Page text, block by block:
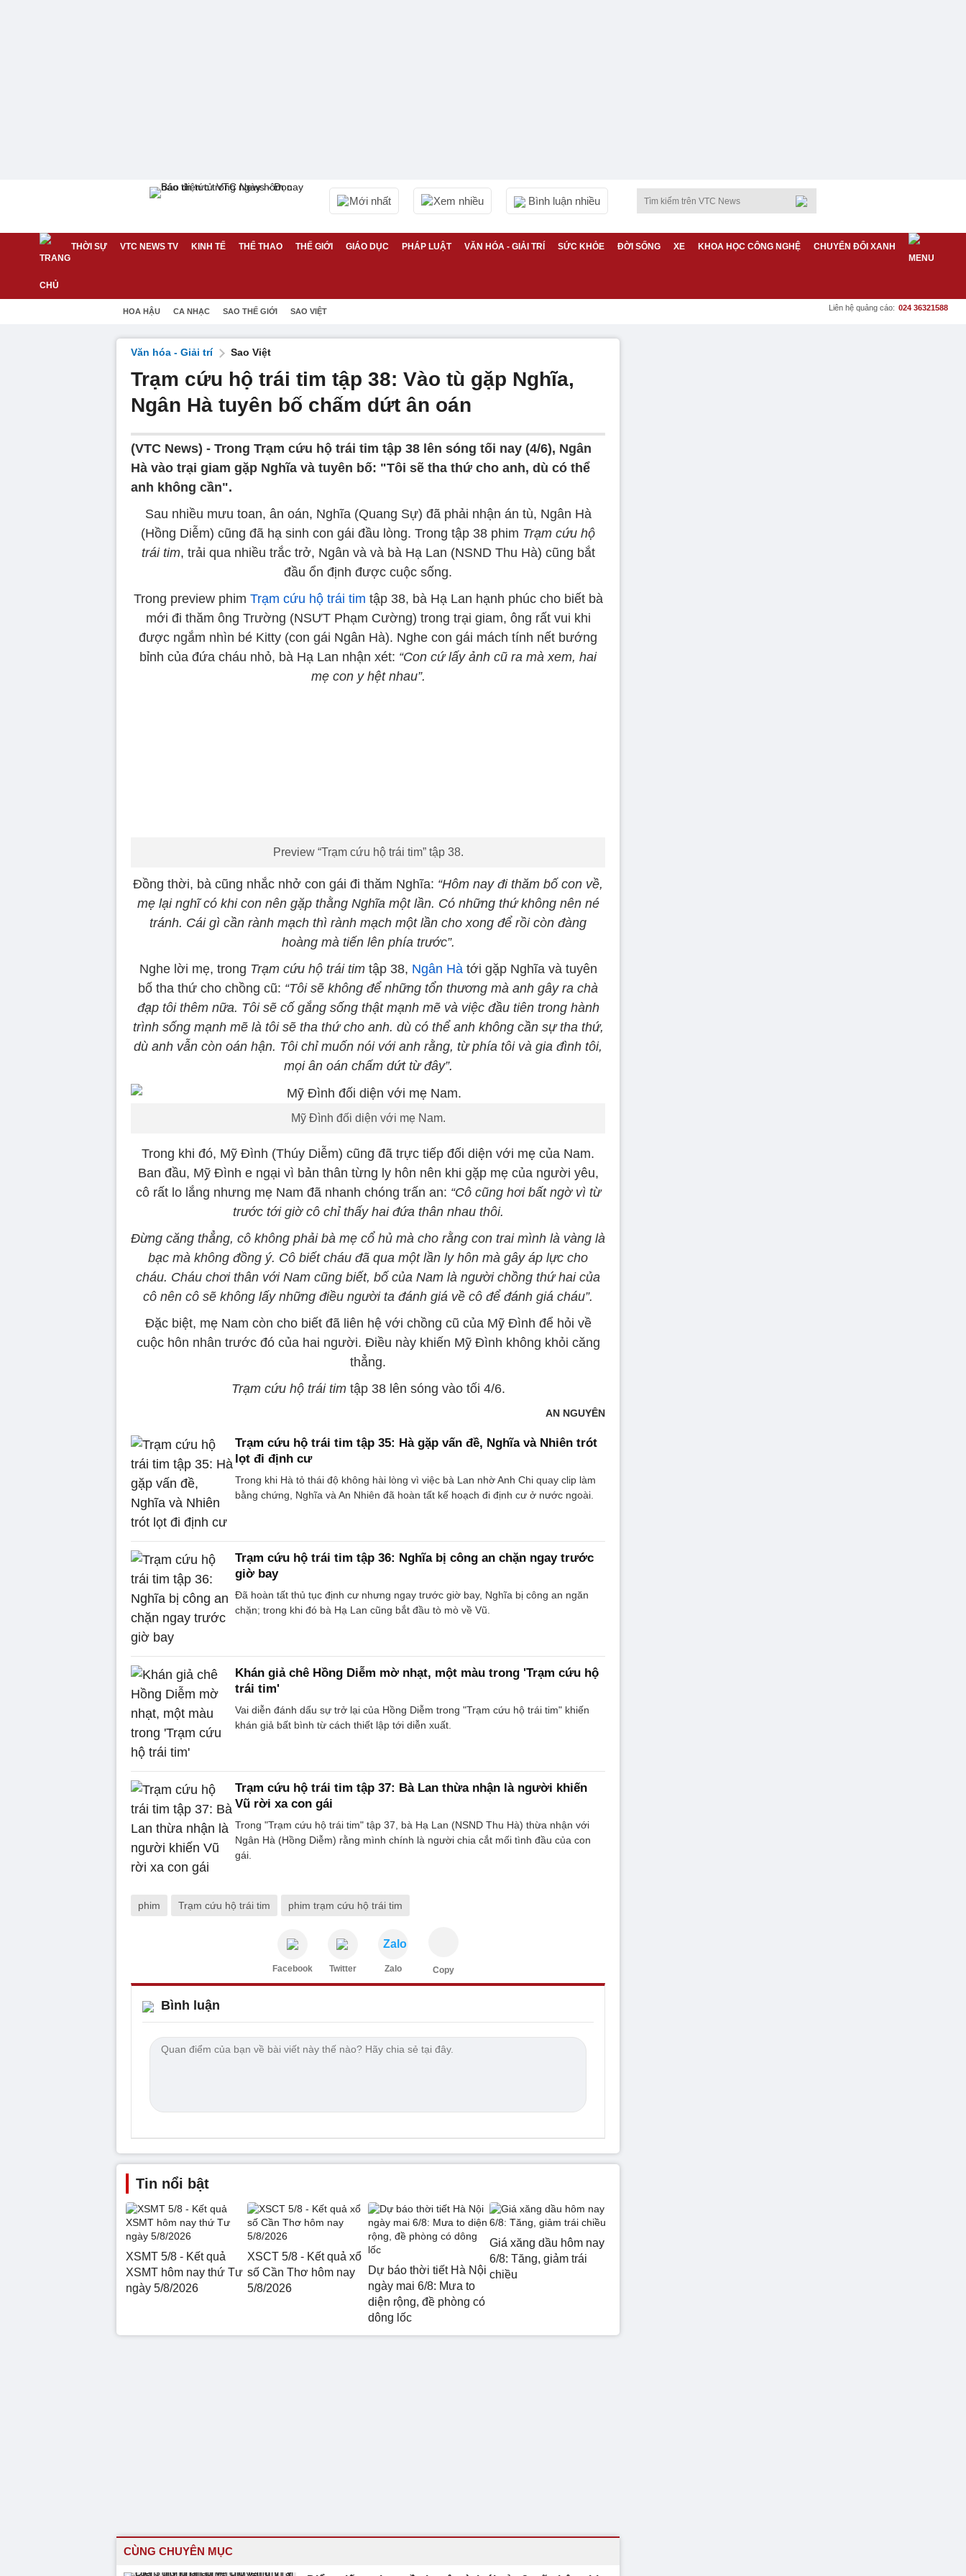
Mới nhất Xem nhiều Bình luận nhiều
THỜI SỰ VTC NEWS TV KINH TẾ THỂ THAO THẾ GIỚI GIÁO DỤC PHÁP LUẬT VĂN HÓA - GIẢI TRÍ SỨC KHỎE ĐỜI SỐNG XE KHOA HỌC CÔNG NGHỆ CHUYỂN ĐỔI XANH
HOA HẬU CA NHẠC SAO THẾ GIỚI SAO VIỆT Liên hệ quảng cáo: 024 36321588
Văn hóa - Giải trí Sao Việt
Trạm cứu hộ trái tim tập 38: Vào tù gặp Nghĩa,
Ngân Hà tuyên bố chấm dứt ân oán
(VTC News) - Trong Trạm cứu hộ trái tim tập 38 lên sóng tối nay (4/6), Ngân
Hà vào trại giam gặp Nghĩa và tuyên bố: "Tôi sẽ tha thứ cho anh, dù có thể
anh không cần".
Sau nhiều mưu toan, ân oán, Nghĩa (Quang Sự) đã phải nhận án tù, Ngân Hà
(Hồng Diễm) cũng đã hạ sinh con gái đầu lòng. Trong tập 38 phim Trạm cứu hộ
trái tim, trải qua nhiều trắc trở, Ngân và và bà Hạ Lan (NSND Thu Hà) cũng bắt
đầu ổn định được cuộc sống.
Trong preview phim Trạm cứu hộ trái tim tập 38, bà Hạ Lan hạnh phúc cho biết bà
mới đi thăm ông Trường (NSƯT Phạm Cường) trong trại giam, ông rất vui khi
được ngắm nhìn bé Kitty (con gái Ngân Hà). Nghe con gái mách tính nết bướng
bỉnh của đứa cháu nhỏ, bà Hạ Lan nhận xét: “Con cứ lấy ảnh cũ ra mà xem, hai
mẹ con y hệt nhau”.
Preview “Trạm cứu hộ trái tim” tập 38.
Đồng thời, bà cũng nhắc nhở con gái đi thăm Nghĩa: “Hôm nay đi thăm bố con về,
mẹ lại nghĩ có khi con nên gặp thằng Nghĩa một lần. Có những thứ không nên né
tránh. Cái gì cần rành mạch thì rành mạch một lần cho xong để rồi còn đàng
hoàng mà tiến lên phía trước”.
Nghe lời mẹ, trong Trạm cứu hộ trái timtập 38, Ngân Hàtới gặp Nghĩa và tuyên
bố tha thứ cho chồng cũ: “Tôi sẽ không để những tổn thương mà anh gây ra chà
đạp tôi thêm nữa. Tôi sẽ cố gắng sống thật mạnh mẽ và việc đầu tiên trong hành
trình sống mạnh mẽ là tôi sẽ tha thứ cho anh. dù có thể anh không cần sự tha thứ,
dù anh vẫn còn oán hận. Tôi chỉ muốn nói với anh rằng, từ phía tôi và gia đình tôi,
mọi ân oán chấm dứt từ đây”.
Mỹ Đình đối diện với mẹ Nam.
Trong khi đó, Mỹ Đình (Thúy Diễm) cũng đã trực tiếp đối diện với mẹ của Nam.
Ban đầu, Mỹ Đình e ngại vì bản thân từng ly hôn nên khi gặp mẹ của người yêu,
cô rất lo lắng nhưng mẹ Nam đã nhanh chóng trấn an: “Cô cũng hơi bất ngờ vì từ
trước tới giờ cô chỉ thấy hai đứa thân nhau thôi.
Đừng căng thẳng, cô không phải bà mẹ cổ hủ mà cho rằng con trai mình là vàng là
bạc mà không đồng ý. Cô biết cháu đã qua một lần ly hôn mà gây áp lực cho
cháu. Cháu chơi thân với Nam cũng biết, bố của Nam là người chồng thứ hai của
cô nên cô sẽ không lấy những điều người ta đánh giá về cô để đánh giá cháu”.
Đặc biệt, mẹ Nam còn cho biết đã liên hệ với chồng cũ của Mỹ Đình để hỏi về
cuộc hôn nhân trước đó của hai người. Điều này khiến Mỹ Đình không khỏi căng
thẳng.
Trạm cứu hộ trái timtập 38 lên sóng vào tối 4/6.
AN NGUYÊN
Trạm cứu hộ trái tim tập 35: Hà gặp vấn đề, Nghĩa và Nhiên trót
lọt đi định cư
Trong khi Hà tỏ thái độ không hài lòng vì việc bà Lan nhờ Anh Chi quay clip làm
bằng chứng, Nghĩa và An Nhiên đã hoàn tất kế hoạch đi định cư ở nước ngoài.
Trạm cứu hộ trái tim tập 36: Nghĩa bị công an chặn ngay trước
giờ bay
Đã hoàn tất thủ tục định cư nhưng ngay trước giờ bay, Nghĩa bị công an ngăn
chặn; trong khi đó bà Hạ Lan cũng bắt đầu tò mò về Vũ.
Khán giả chê Hồng Diễm mờ nhạt, một màu trong 'Trạm cứu hộ
trái tim'
Vai diễn đánh dấu sự trở lại của Hồng Diễm trong "Trạm cứu hộ trái tim" khiến
khán giả bất bình từ cách thiết lập tới diễn xuất.
Trạm cứu hộ trái tim tập 37: Bà Lan thừa nhận là người khiến
Vũ rời xa con gái
Trong "Trạm cứu hộ trái tim" tập 37, bà Hạ Lan (NSND Thu Hà) thừa nhận với
Ngân Hà (Hồng Diễm) rằng mình chính là người chia cắt mối tình đầu của con
gái.
phim Trạm cứu hộ trái tim phim trạm cứu hộ trái tim
Facebook Twitter
Zalo
Zalo Copy
Bình luận
Tin nổi bật
XSMT 5/8 - Kết quả
XSMT hôm nay thứ Tư
ngày 5/8/2026
XSCT 5/8 - Kết quả xổ
số Cần Thơ hôm nay
5/8/2026
Dự báo thời tiết Hà Nội
ngày mai 6/8: Mưa to
diện rộng, đề phòng có
dông lốc
Giá xăng dầu hôm nay
6/8: Tăng, giảm trái
chiều
CÙNG CHUYÊN MỤC